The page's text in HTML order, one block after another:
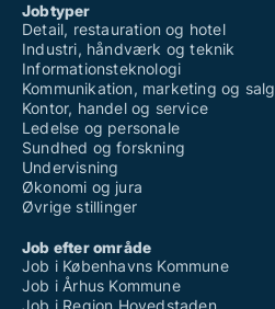
Jobtyper
Detail, restauration og hotel
Industri, håndværk og teknik
Informationsteknologi
Kommunikation, marketing og salg
Kontor, handel og service
Ledelse og personale
Sundhed og forskning
Undervisning
Økonomi og jura
Øvrige stillinger
Job efter område
Job i Københavns Kommune
Job i Århus Kommune
Job i Region Hovedstaden